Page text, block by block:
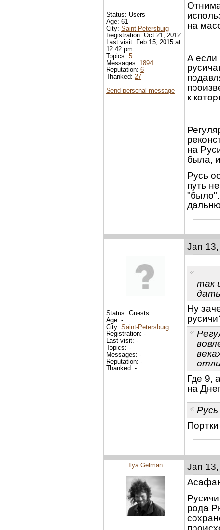
на
А если
к
на
была,
Русь
путь
Status: Users
Age: 61
City: Saint-Petersburg
Registration: Oct 21, 2012
Last visit: Feb 15, 2015 at
12:42 pm
Topics: 5
Messages: 1894
Reputation: 6
Thanked: 27
Send personal message
Jan
так
Ну
Где 9,
на
Русь
Status: Guests
Age: -
City: Saint-Petersburg
Registration: -
Last visit: -
Topics: -
Messages: -
Reputation: -
Thanked: -
Jan
рода
Ilya Gelman